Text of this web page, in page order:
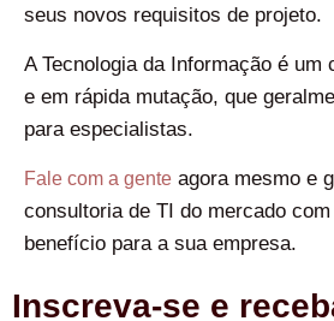
seus novos requisitos de projeto.
A Tecnologia da Informação é um
e em rápida mutação, que
para especialistas.
Fale com a gente agora mesmo e
consultoria de TI do mercado
benefício para a sua empresa.
Inscreva-se e